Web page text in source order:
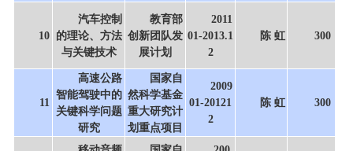
10
汽车控制
的理论、方法
与关键技术
教育部
创新团队发
展计划
2011
01-2013.1
2
陈 虹 300
11
高速公路
智能驾驶中的
关键科学问题
研究
国家自
然科学基金
重大研究计
划重点项目
2009
01-20121
2
陈 虹 300